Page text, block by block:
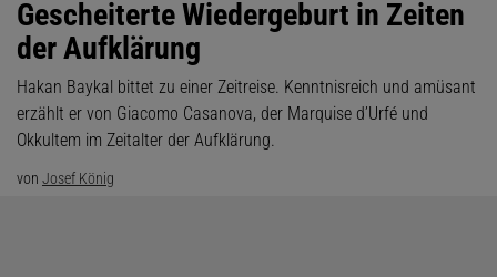
:
Gescheiterte Wiedergeburt in Zeiten
der Aufklärung
Hakan Baykal bittet zu einer Zeitreise. Kenntnisreich und amüsant
erzählt er von Giacomo Casanova, der Marquise d’Urfé und
Okkultem im Zeitalter der Aufklärung.
von Josef König